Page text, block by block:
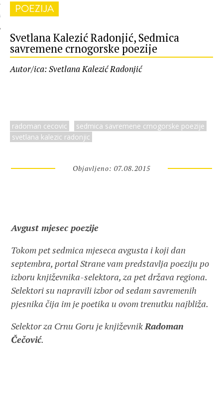
POEZIJA
Svetlana Kalezić Radonjić, Sedmica
savremene crnogorske poezije
Autor/ica: Svetlana Kalezić Radonjić
radoman cecovic
sedmica savremene crnogorske poezije
svetlana kalezic radonjic
Objavljeno: 07.08.2015
Avgust mjesec poezije
Tokom pet sedmica mjeseca avgusta i koji dan
septembra, portal Strane vam predstavlja poeziju po
izboru književnika-selektora, za pet država regiona.
Selektori su napravili izbor od sedam savremenih
pjesnika čija im je poetika u ovom trenutku najbliža.
Selektor za Crnu Goru je književnikRadoman
Čečović.